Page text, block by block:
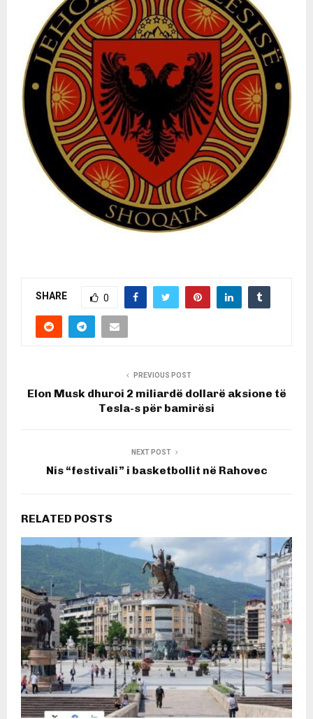
SHARE 0
PREVIOUS POST
Elon Musk dhuroi 2 miliardë dollarë aksione të
Tesla-s për bamirësi
NEXT POST
Nis “festivali” i basketbollit në Rahovec
RELATED POSTS